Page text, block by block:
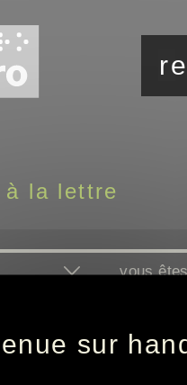
à la lettre
vous
sur